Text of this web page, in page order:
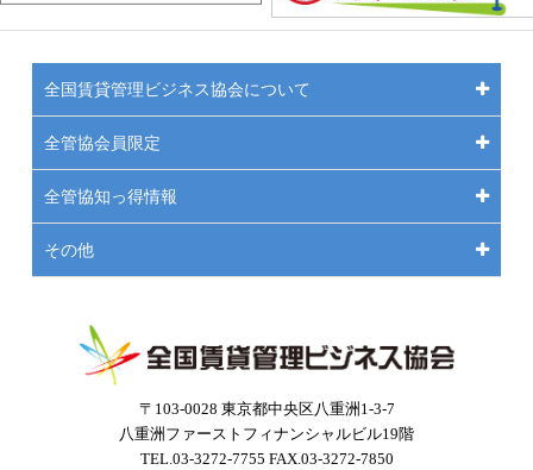
〒103-0028 東京都中央区八重洲1-3-7
八重洲ファーストフィナンシャルビル19階
TEL.03-3272-7755 FAX.03-3272-7850
全国賃貸管理ビジネス協会について
全管協会員限定
全管協知っ得情報
その他